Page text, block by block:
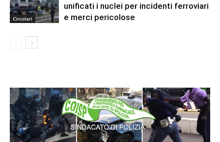
Circolari
unificati i nuclei per incidenti ferroviari
e merci pericolose